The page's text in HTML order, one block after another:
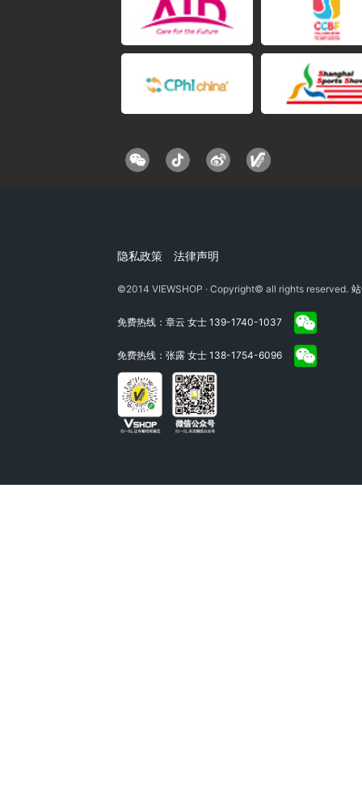
隐私政策 法律声明
©2014 VIEWSHOP · Copyright© all rights reserved.
免费热线：章云 女士 139-1740-1037
免费热线：张露 女士 138-1754-6096